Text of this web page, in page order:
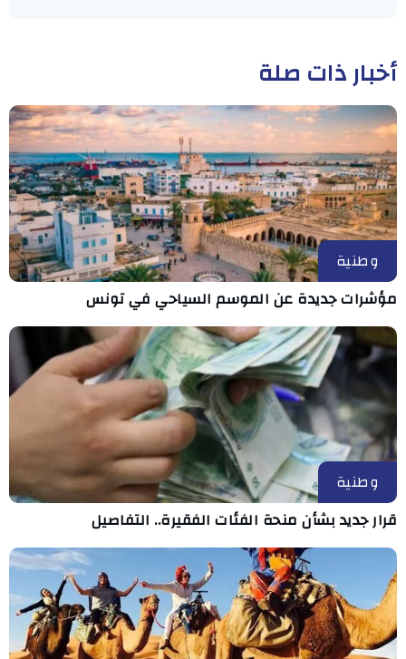
أخبار ذات صلة
وطنية
مؤشرات جديدة عن الموسم السياحي في تونس
وطنية
قرار جديد بشأن منحة الفئات الفقيرة.. التفاصيل